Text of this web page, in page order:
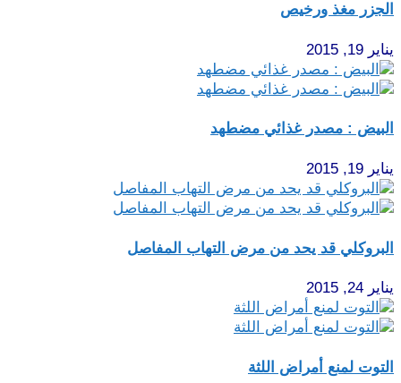
الجزر مغذ ورخيص
يناير 19, 2015
البيض : مصدر غذائي مضطهد
يناير 19, 2015
البروكلي قد يحد من مرض التهاب المفاصل
يناير 24, 2015
التوت لمنع أمراض اللثة